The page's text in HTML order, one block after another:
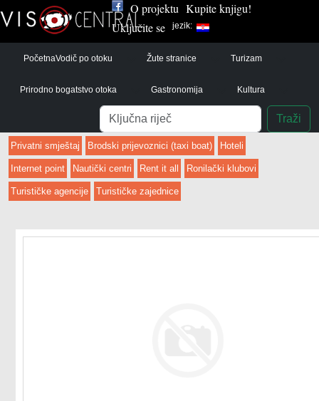
O projektu Kupite knjigu!
Uključite se
jezik:
PočetnaVodič po otoku Žute stranice Turizam
Prirodno bogatstvo otoka Gastronomija Kultura
Pretraga
Traži
Privatni smještaj Brodski prijevoznici (taxi boat) Hoteli
Internet point Nautički centri Rent it all Ronilački klubovi
Turističke agencije Turističke zajednice